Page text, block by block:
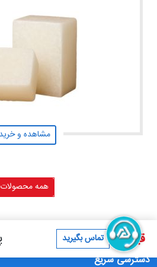
قیمت : تماس بگیرید
مشاهده و خرید
همه محصولات
دسترسی سریع